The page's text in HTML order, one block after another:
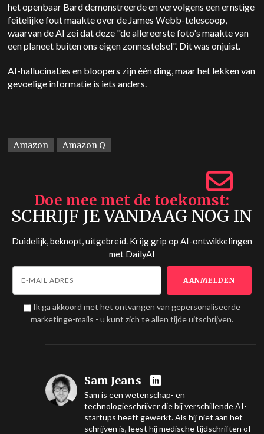
het openbaar Bard demonstreerde en vervolgens een ernstige
feitelijke fout maakte over de James Webb-telescoop,
waarvan de AI zei dat deze "de allereerste foto's maakte van
een planeet buiten ons eigen zonnestelsel". Dit was onjuist.
AI-hallucinaties en bloopers zijn één ding, maar het lekken van
gevoelige informatie is iets anders.
Amazon Amazon Q
Doe mee met de toekomst
SCHRIJF JE VANDAAG NOG IN
Duidelijk, beknopt, uitgebreid. Krijg grip op AI-ontwikkelingen
met DailyAI
Ik ga akkoord met het ontvangen van gepersonaliseerde
marketinge-mails - u kunt zich te allen tijde uitschrijven.
Sam Jeans
Sam is een wetenschap- en
technologieschrijver die bij verschillende AI-
startups heeft gewerkt. Als hij niet aan het
schrijven is, leest hij medische tijdschriften of